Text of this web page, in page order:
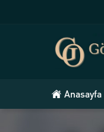
Anasayfa